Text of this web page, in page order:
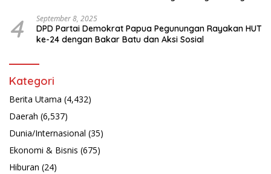
4 September 8, 2025
DPD Partai Demokrat Papua Pegunungan Rayakan HUT
ke-24 dengan Bakar Batu dan Aksi Sosial
Kategori
Berita Utama (4,432)
Daerah (6,537)
Dunia/Internasional (35)
Ekonomi & Bisnis (675)
Hiburan (24)